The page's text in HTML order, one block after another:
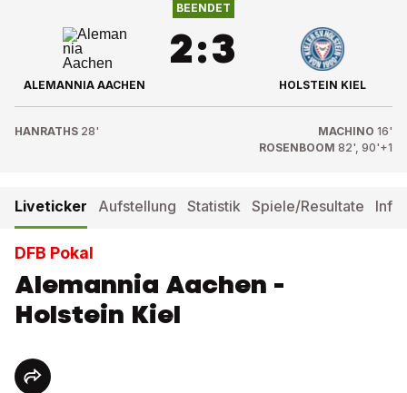
ALEMANNIA AACHEN
BEENDET
2:3
HOLSTEIN KIEL
HANRATHS 28' MACHINO 16'
ROSENBOOM 82', 90'+1
Liveticker Aufstellung Statistik Spiele/Resultate
DFB Pokal
Alemannia Aachen -
Holstein Kiel